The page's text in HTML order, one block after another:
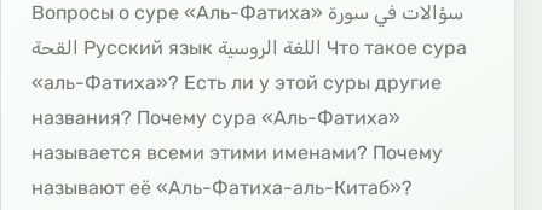
Вопросы о суре «Аль-Фатиха» سؤالات في سورة
القحة Русский язык اللغة الروسية Что такое сура
«аль-Фатиха»? Есть ли у этой суры другие
названия? Почему сура «Аль-Фатиха»
называется всеми этими именами? Почему
называют её «Аль-Фатиха-аль-Китаб»?